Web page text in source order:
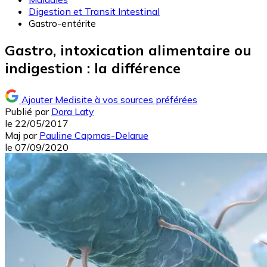
Digestion et Transit Intestinal
Gastro-entérite
Gastro, intoxication alimentaire ou
indigestion : la différence
Ajouter Medisite à vos sources préférées
Publié par Dora Laty
le 22/05/2017
Maj par Pauline Capmas-Delarue
le 07/09/2020